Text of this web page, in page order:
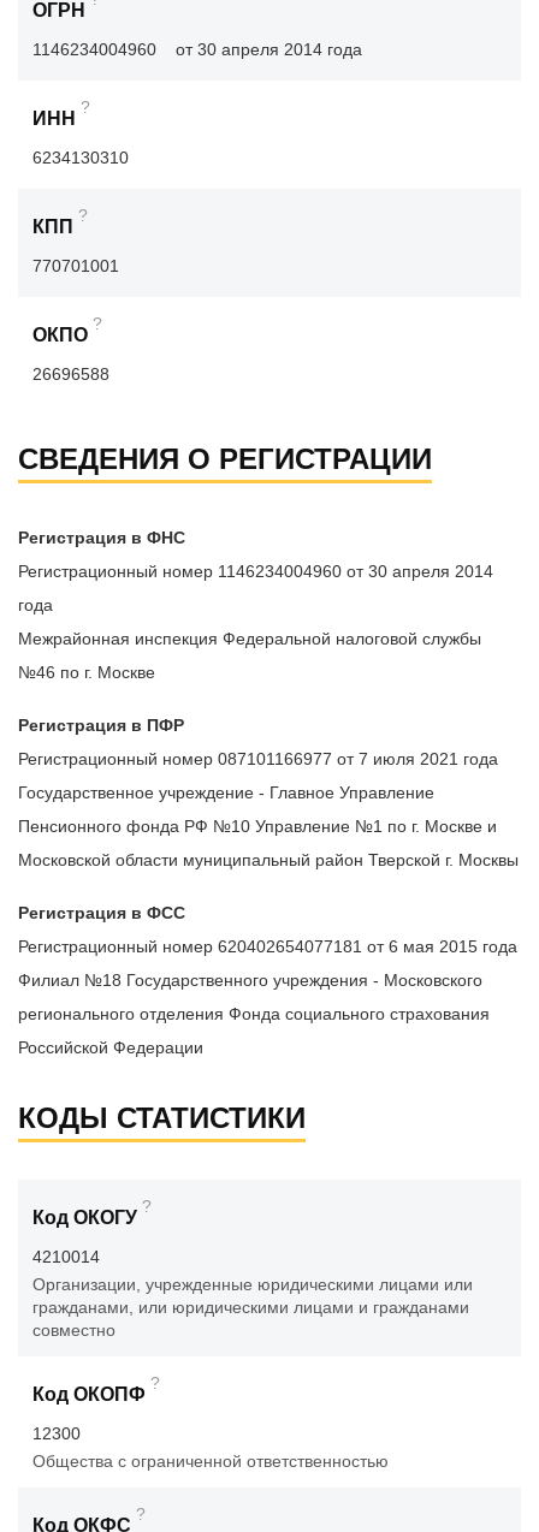
ОГРН
1146234004960 от 30 апреля 2014 года
ИНН
?
6234130310
КПП
?
770701001
ОКПО
?
26696588
СВЕДЕНИЯ О РЕГИСТРАЦИИ
Регистрация в ФНС
Регистрационный номер 1146234004960 от 30 апреля 2014
года
Межрайонная инспекция Федеральной налоговой службы
№46 по г. Москве
Регистрация в ПФР
Регистрационный номер 087101166977 от 7 июля 2021 года
Государственное учреждение - Главное Управление
Пенсионного фонда РФ №10 Управление №1 по г. Москве и
Московской области муниципальный район Тверской г. Москвы
Регистрация в ФСС
Регистрационный номер 620402654077181 от 6 мая 2015 года
Филиал №18 Государственного учреждения - Московского
регионального отделения Фонда социального страхования
Российской Федерации
КОДЫ СТАТИСТИКИ
Код ОКОГУ
?
4210014
Организации, учрежденные юридическими лицами или
гражданами, или юридическими лицами и гражданами
совместно
Код ОКОПФ
?
12300
Общества с ограниченной ответственностью
Код ОКФС
?